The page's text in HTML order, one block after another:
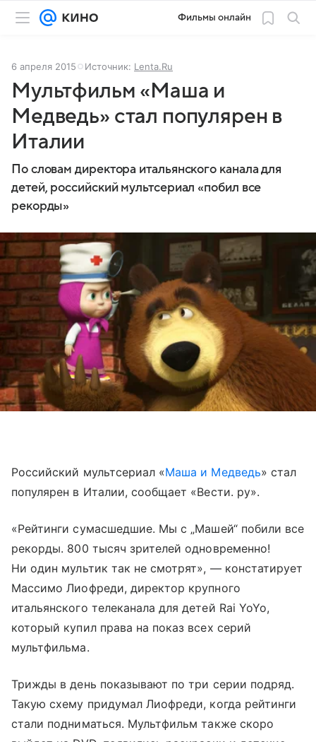
Фильмы онлайн
6 апреля 2015 Источник: Lenta.Ru
Мультфильм «Маша и
Медведь» стал популярен в
Италии
По словам директора итальянского канала для
детей, российский мультсериал «побил все
рекорды»
Российский мультсериал «Маша и Медведь» стал
популярен в Италии, сообщает «Вести. ру».
«Рейтинги сумасшедшие. Мы с „Машей“ побили все
рекорды. 800 тысяч зрителей одновременно!
Ни один мультик так не смотрят», — констатирует
Массимо Лиофреди, директор крупного
итальянского телеканала для детей Rai YoYo,
который купил права на показ всех серий
мультфильма.
Трижды в день показывают по три серии подряд.
Такую схему придумал Лиофреди, когда рейтинги
стали подниматься. Мультфильм также скоро